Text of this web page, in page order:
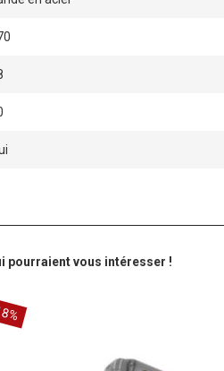
pourraient vous intéresser !